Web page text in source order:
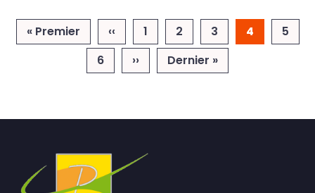
Pagination
« PremierPremière page
‹‹Page précédente
1 2 3 4
5
6
››Page suivante
Dernier »Dernière page